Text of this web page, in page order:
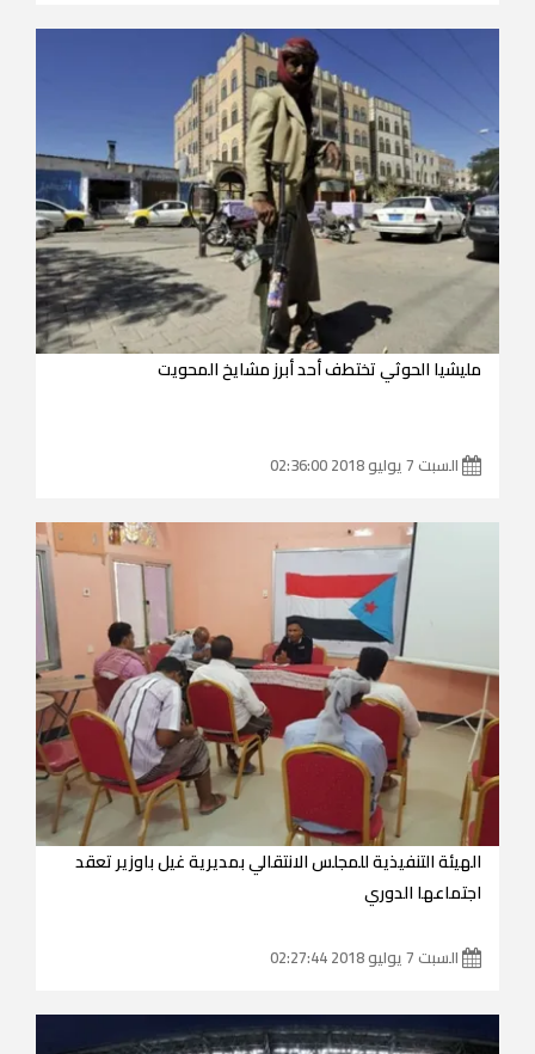
مليشيا الحوثي تختطف أحد أبرز مشايخ المحويت
السبت 7 يوليو 2018 02:36:00
الهيئة التنفيذية للمجلس الانتقالي بمديرية غيل باوزير تعقد
اجتماعها الدوري
السبت 7 يوليو 2018 02:27:44